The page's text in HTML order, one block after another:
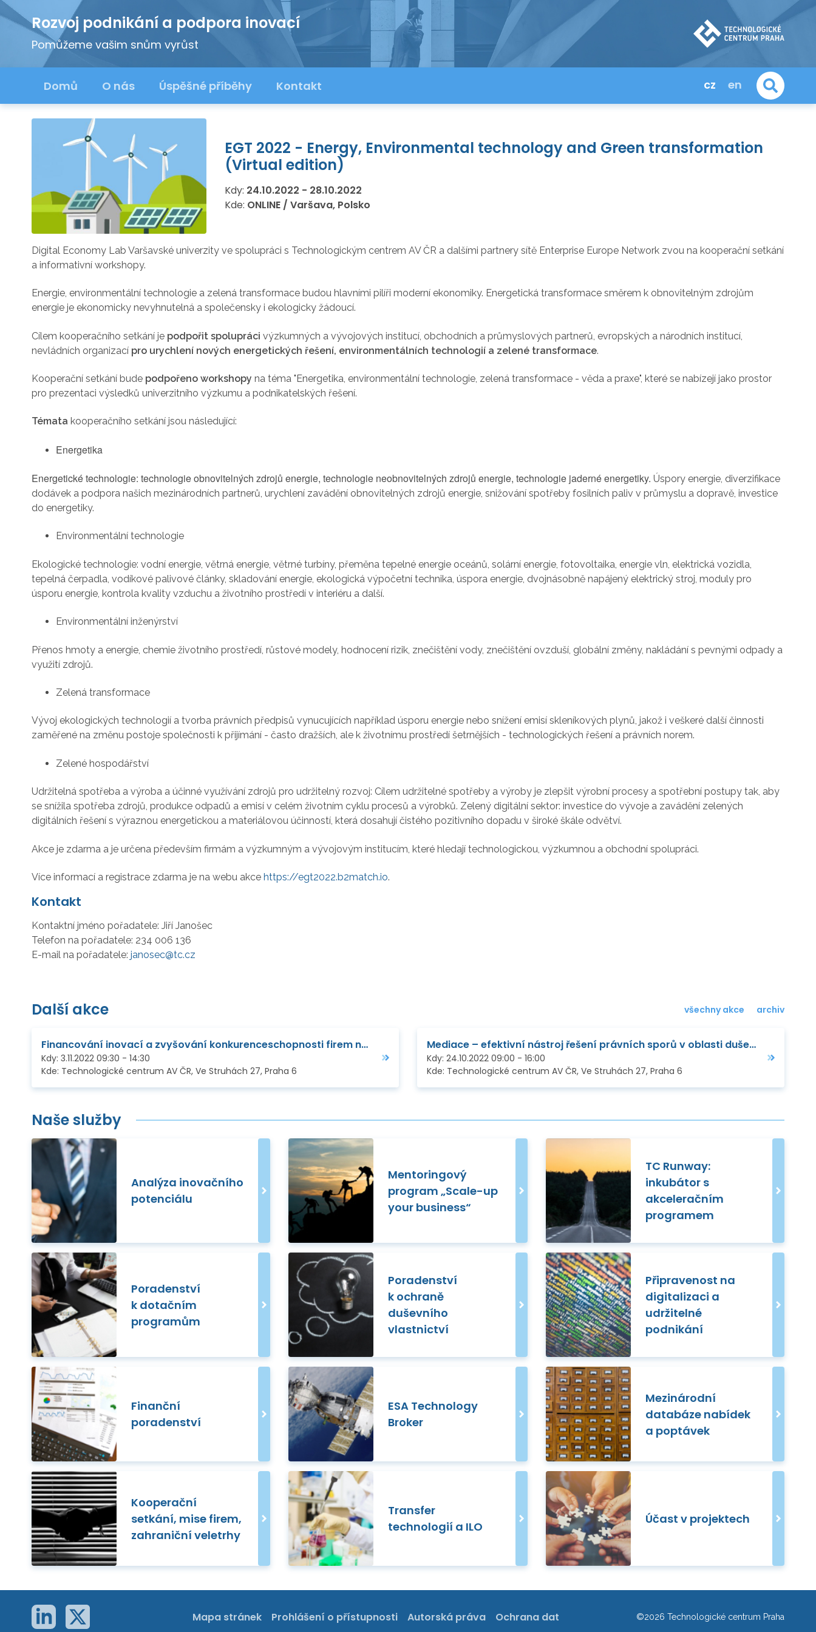
Rozvoj podnikání a podpora inovací
Pomůžeme vašim snům vyrůst
Domů O nás Úspěšné příběhy Kontakt cz en
EGT 2022 - Energy, Environmental technology and Green transformation
(Virtual edition)
Kdy: 24.10.2022 - 28.10.2022
Kde: ONLINE / Varšava, Polsko
Digital Economy Lab Varšavské univerzity ve spolupráci s Technologickým centrem AV ČR a dalšími partnery sítě Enterprise Europe Network zvou na kooperační setkání
a informativní workshopy.
Energie, environmentální technologie a zelená transformace budou hlavními pilíři moderní ekonomiky. Energetická transformace směrem k obnovitelným zdrojům
energie je ekonomicky nevyhnutelná a společensky i ekologicky žádoucí.
Cílem kooperačního setkání je podpořit spolupráci výzkumných a vývojových institucí, obchodních a průmyslových partnerů, evropských a národních institucí,
nevládních organizací pro urychlení nových energetických řešení, environmentálních technologií a zelené transformace.
Kooperační setkání bude podpořeno workshopy na téma "Energetika, environmentální technologie, zelená transformace - věda a praxe", které se nabízejí jako prostor
pro prezentaci výsledků univerzitního výzkumu a podnikatelských řešení.
Témata kooperačního setkání jsou následující:
Energetika
Energetické technologie: technologie obnovitelných zdrojů energie, technologie neobnovitelných zdrojů energie, technologie jaderné energetiky. Úspory energie, diverzifikace
dodávek a podpora našich mezinárodních partnerů, urychlení zavádění obnovitelných zdrojů energie, snižování spotřeby fosilních paliv v průmyslu a dopravě, investice
do energetiky.
Environmentální technologie
Ekologické technologie: vodní energie, větrná energie, větrné turbíny, přeměna tepelné energie oceánů, solární energie, fotovoltaika, energie vln, elektrická vozidla,
tepelná čerpadla, vodíkové palivové články, skladování energie, ekologická výpočetní technika, úspora energie, dvojnásobně napájený elektrický stroj, moduly pro
úsporu energie, kontrola kvality vzduchu a životního prostředí v interiéru a další.
Environmentální inženýrství
Přenos hmoty a energie, chemie životního prostředí, růstové modely, hodnocení rizik, znečištění vody, znečištění ovzduší, globální změny, nakládání s pevnými odpady a
využití zdrojů.
Zelená transformace
Vývoj ekologických technologií a tvorba právních předpisů vynucujících například úsporu energie nebo snížení emisí skleníkových plynů, jakož i veškeré další činnosti
zaměřené na změnu postoje společnosti k přijímání - často dražších, ale k životnímu prostředí šetrnějších - technologických řešení a právních norem.
Zelené hospodářství
Udržitelná spotřeba a výroba a účinné využívání zdrojů pro udržitelný rozvoj: Cílem udržitelné spotřeby a výroby je zlepšit výrobní procesy a spotřební postupy tak, aby
se snížila spotřeba zdrojů, produkce odpadů a emisí v celém životním cyklu procesů a výrobků. Zelený digitální sektor: investice do vývoje a zavádění zelených
digitálních řešení s výraznou energetickou a materiálovou účinností, která dosahují čistého pozitivního dopadu v široké škále odvětví.
Akce je zdarma a je určena především firmám a výzkumným a vývojovým institucím, které hledají technologickou, výzkumnou a obchodní spolupráci.
Více informací a registrace zdarma je na webu akce https://egt2022.b2match.io.
Kontakt
Kontaktní jméno pořadatele: Jiří Janošec
Telefon na pořadatele: 234 006 136
E-mail na pořadatele: janosec@tc.cz
Další akce všechny akce archiv
Financování inovací a zvyšování konkurenceschopnosti firem na zahraničních trzích
Kdy: 3.11.2022 09:30 - 14:30
Kde: Technologické centrum AV ČR, Ve Struhách 27, Praha 6
Mediace – efektivní nástroj řešení právních sporů v oblasti duševního vlastnictví v podnicích
Kdy: 24.10.2022 09:00 - 16:00
Kde: Technologické centrum AV ČR, Ve Struhách 27, Praha 6
Naše služby
Analýza inovačního
potenciálu
Mentoringový
program „Scale-up
your business“
TC Runway:
inkubátor s
akceleračním
programem
Poradenství
k dotačním
programům
Poradenství
k ochraně
duševního
vlastnictví
Připravenost na
digitalizaci a
udržitelné
podnikání
Finanční
poradenství
ESA Technology
Broker
Mezinárodní
databáze nabídek
a poptávek
Kooperační
setkání, mise firem,
zahraniční veletrhy
Transfer
technologií a ILO
Účast v projektech
Mapa stránek Prohlášení o přístupnosti Autorská práva Ochrana dat ©2026 Technologické centrum Praha